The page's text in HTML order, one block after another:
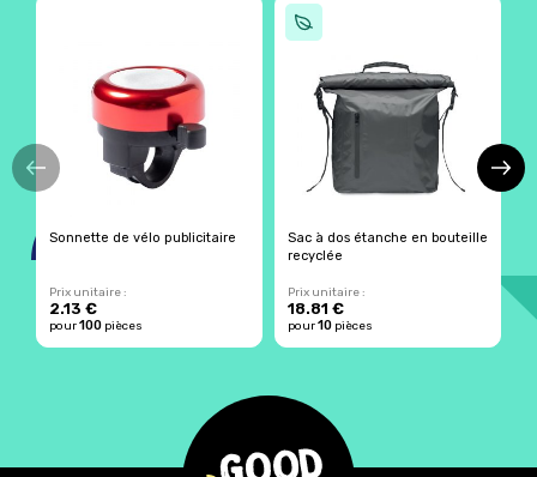
Sonnette de vélo publicitaire
Prix unitaire :
2.13 €
pour100 pièces
Sac à dos étanche en bouteille
recyclée
Prix unitaire :
18.81 €
pour10 pièces